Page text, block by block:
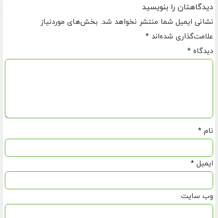
دیدگاهتان را بنویسید
نشانی ایمیل شما منتشر نخواهد شد. بخش‌های موردنیاز
علامت‌گذاری شده‌اند *
دیدگاه *
نام *
ایمیل *
وب‌ سایت